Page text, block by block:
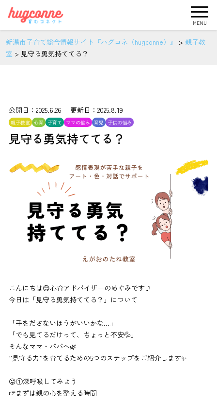
MENU
新潟市子育て総合情報サイト『ハグコネ（hugconne）』 > 親子教
室 > 見守る勇気持ててる？
公開日：2025.6.26 更新日：2025.8.19
親子教室 心育 子育て ママの悩み 育児 子供の悩み
見守る勇気持ててる？
こんにちは😊心育アドバイザーのめぐみです♪
今日は「見守る勇気持ててる？」について
「手をださないほうがいいかな…」
「でも見てるだけって、ちょっと不安💦」
そんなママ・パパへ🌿
”見守る力”を育てるための5つのステップをご紹介します✨
😛①深呼吸してみよう
☞まずは親の心を整える時間